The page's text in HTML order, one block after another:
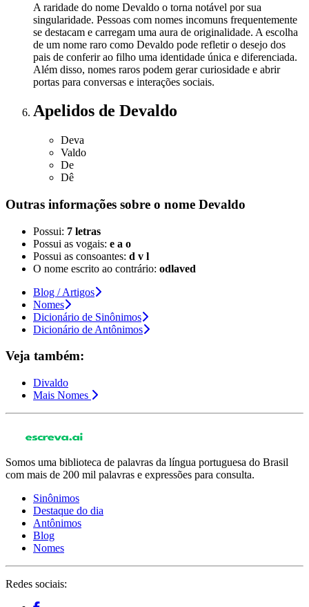
A raridade do nome Devaldo o torna notável por sua
singularidade. Pessoas com nomes incomuns frequentemente
se destacam e carregam uma aura de originalidade. A escolha
de um nome raro como Devaldo pode refletir o desejo dos
pais de conferir ao filho uma identidade única e diferenciada.
Além disso, nomes raros podem gerar curiosidade e abrir
portas para conversas e interações sociais.
Apelidos de Devaldo
Deva
Valdo
De
Dê
Outras informações sobre o nome Devaldo
Possui: 7 letras
Possui as vogais: e a o
Possui as consoantes: d v l
O nome escrito ao contrário: odlaved
Blog / Artigos
Nomes
Dicionário de Sinônimos
Dicionário de Antônimos
Veja também:
Divaldo
Mais Nomes
Somos uma biblioteca de palavras da língua portuguesa do Brasil
com mais de 200 mil palavras e expressões para consulta.
Sinônimos
Destaque do dia
Antônimos
Blog
Nomes
Redes sociais: